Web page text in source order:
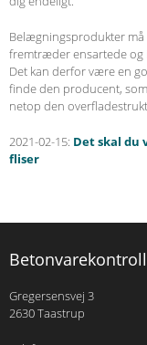
Belægningsprodukter må
fremtræder ensartede og
Det kan derfor være en
finde den producent,
netop den
2021-02-15: Det skal du
fliser
Gregersensvej 3
2630 Taastrup